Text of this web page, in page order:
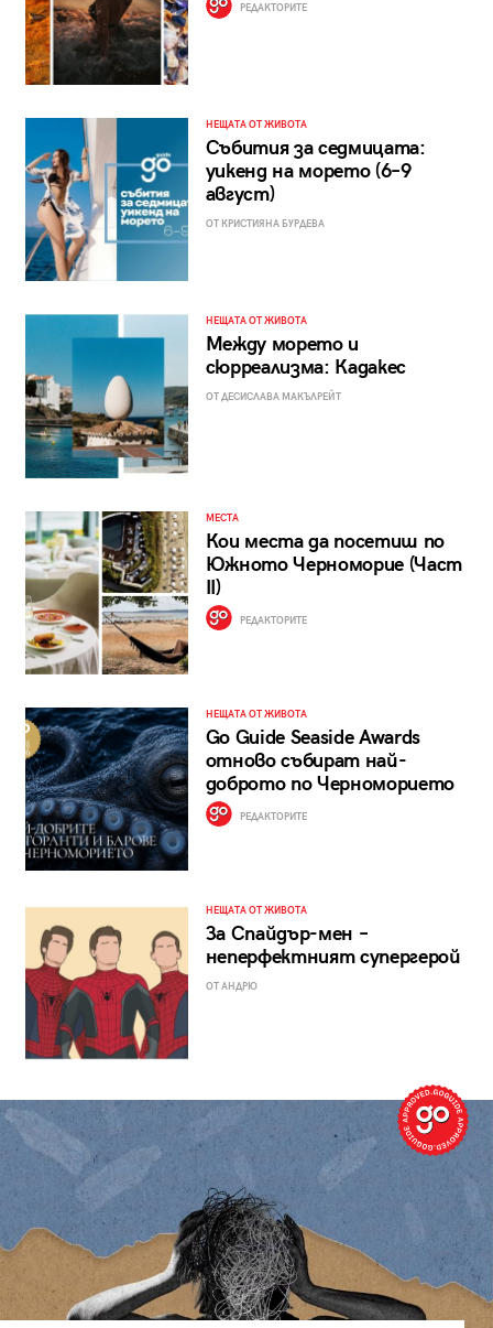
РЕДАКТОРИТЕ
НЕЩАТА ОТ ЖИВОТА
Събития за седмицата:
уикенд на морето (6–9
август)
ОТ КРИСТИЯНА БУРДЕВА
НЕЩАТА ОТ ЖИВОТА
Между морето и
сюрреализма: Кадакес
ОТ ДЕСИСЛАВА МАКЪЛРЕЙТ
МЕСТА
Кои места да посетиш по
Южното Черноморие (Част
II)
РЕДАКТОРИТЕ
НЕЩАТА ОТ ЖИВОТА
Go Guide Seaside Awards
отново събират най-
доброто по Черноморието
РЕДАКТОРИТЕ
НЕЩАТА ОТ ЖИВОТА
За Спайдър-мен –
неперфектният супергерой
ОТ АНДРЮ